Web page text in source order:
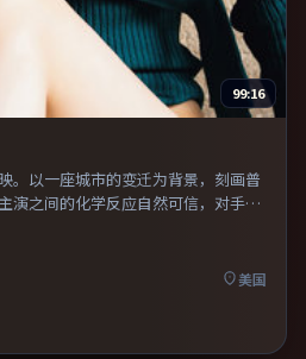
99:16
。以一座城市的变迁为背景，刻画普
演之间的化学反应自然可信，对手戏
美国